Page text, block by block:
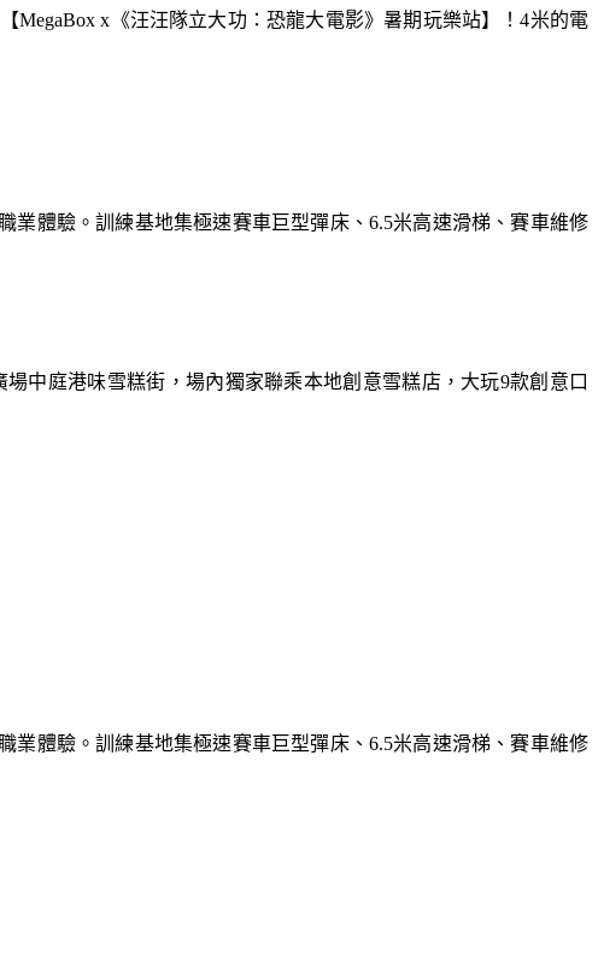
業體驗。訓練基地集極速賽車巨型彈床、6.5米高速滑梯、賽車維修
MegaBox x《汪汪隊立大功：恐龍大電影》暑期玩樂站】！4米的電
中庭港味雪糕街，場內獨家聯乘本地創意雪糕店，大玩9款創意口
業體驗。訓練基地集極速賽車巨型彈床、6.5米高速滑梯、賽車維修